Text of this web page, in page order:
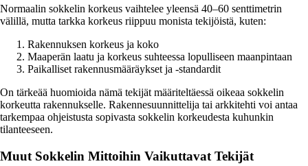
Normaalin sokkelin korkeus vaihtelee yleensä 40–60 senttimetrin
välillä, mutta tarkka korkeus riippuu monista tekijöistä, kuten:
Rakennuksen korkeus ja koko
Maaperän laatu ja korkeus suhteessa lopulliseen maanpintaan
Paikalliset rakennusmääräykset ja -standardit
On tärkeää huomioida nämä tekijät määriteltäessä oikeaa sokkelin
korkeutta rakennukselle. Rakennesuunnittelija tai arkkitehti voi antaa
tarkempaa ohjeistusta sopivasta sokkelin korkeudesta kuhunkin
tilanteeseen.
Muut Sokkelin Mittoihin Vaikuttavat Tekijät